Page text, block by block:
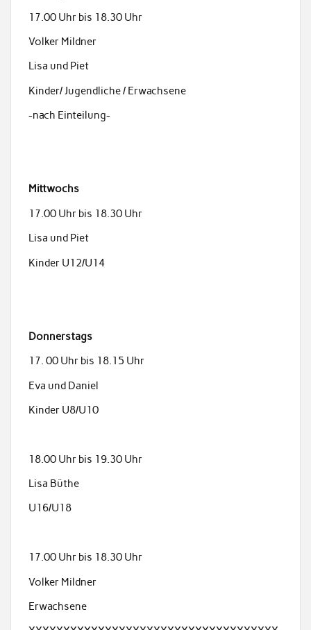
17.00 Uhr bis 18.30 Uhr
Volker Mildner
Lisa und Piet
Kinder/ Jugendliche / Erwachsene
-nach Einteilung-
Mittwochs
17.00 Uhr bis 18.30 Uhr
Lisa und Piet
Kinder U12/U14
Donnerstags
17. 00 Uhr bis 18.15 Uhr
Eva und Daniel
Kinder U8/U10
18.00 Uhr bis 19.30 Uhr
Lisa Büthe
U16/U18
17.00 Uhr bis 18.30 Uhr
Volker Mildner
Erwachsene